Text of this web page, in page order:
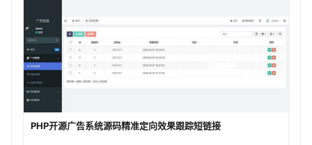
PHP开源广告系统源码精准定向效果跟踪短链接